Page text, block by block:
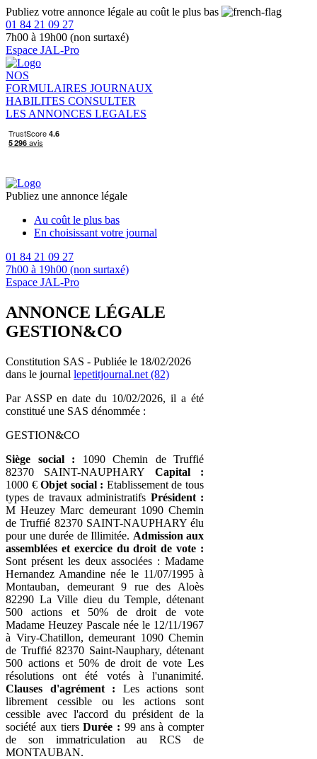
Publiez votre annonce légale au coût le plus bas
01 84 21 09 27
7h00 à 19h00 (non surtaxé)
Espace JAL-Pro
NOS
FORMULAIRES JOURNAUX
HABILITES CONSULTER
LES ANNONCES LEGALES
Publiez une annonce légale
Au coût le plus bas
En choisissant votre journal
01 84 21 09 27
7h00 à 19h00 (non surtaxé)
Espace JAL-Pro
ANNONCE LÉGALE
GESTION&CO
Constitution SAS - Publiée le 18/02/2026
dans le journal lepetitjournal.net (82)
Par ASSP en date du 10/02/2026, il a été
constitué une SAS dénommée :
GESTION&CO
Siège social : 1090 Chemin de Truffié
82370 SAINT-NAUPHARY Capital :
1000 €Objet social : Etablissement de tous
types de travaux administratifs Président :
M Heuzey Marc demeurant 1090 Chemin
de Truffié 82370 SAINT-NAUPHARY élu
pour une durée de Illimitée. Admission aux
assemblées et exercice du droit de vote :
Sont présent les deux associées : Madame
Hernandez Amandine née le 11/07/1995 à
Montauban, demeurant 9 rue des Aloès
82290 La Ville dieu du Temple, détenant
500 actions et 50% de droit de vote
Madame Heuzey Pascale née le 12/11/1967
à Viry-Chatillon, demeurant 1090 Chemin
de Truffié 82370 Saint-Nauphary, détenant
500 actions et 50% de droit de vote Les
résolutions ont été votés à l'unanimité.
Clauses d'agrément : Les actions sont
librement cessible ou les actions sont
cessible avec l'accord du président de la
société aux tiersDurée : 99 ans à compter
de son immatriculation au RCS de
MONTAUBAN.